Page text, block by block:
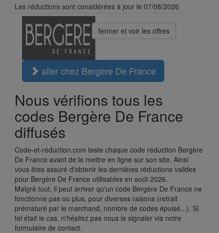
Les réductions sont considérées à jour le 07/08/2026
aller chez Bergère De France
Nous vérifions tous les
codes Bergère De France
diffusés
Code-et-réduction.com teste chaque code réduction Bergère
De France avant de le mettre en ligne sur son site. Ainsi
vous êtes assuré d'obtenir les dernières réductions valides
pour Bergère De France utilisables en août 2026.
Malgré tout, il peut arriver qu'un code Bergère De France ne
fonctionne pas ou plus, pour diverses raisons (retrait
prématuré par le marchand, nombre de codes épuisé...). Si
tel était le cas, n'hésitez pas nous le signaler via notre
formulaire de contact.
fermer et voir les offres